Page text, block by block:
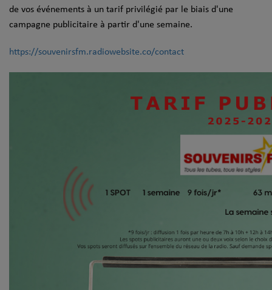
de vos événements à un tarif privilégié par le biais d'une
campagne publicitaire à partir d'une semaine.
https://souvenirsfm.radiowebsite.co/contact